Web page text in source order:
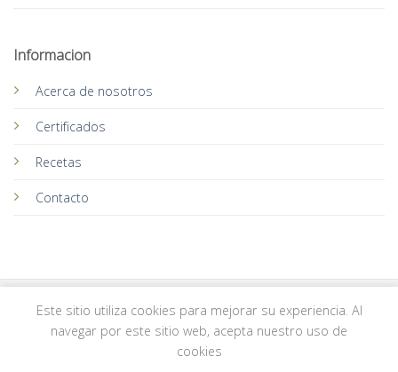
Informacion
Acerca de nosotros
Certificados
Recetas
Contacto
Copyright 2026 © MONDIAL
Este sitio utiliza cookies para mejorar su experiencia. Al
navegar por este sitio web, acepta nuestro uso de
cookies